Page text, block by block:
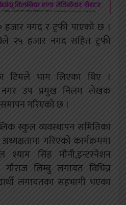
नगद र ट्रफी पाएको छ ।
२५ हजार नगद सहित ट्रफी
टिमले भाग लिएका थिए ।
नगर उप प्रमुख निलम लेखक
गरिएको छ ।
स्कुल व्यवस्थापन समितिका
गरिएको कार्यक्रममा
श्याम सिंह मौनी,इन्टरनेशन
लिम्बु लगायत विभिन्न
लगायतका सहभागी भएका